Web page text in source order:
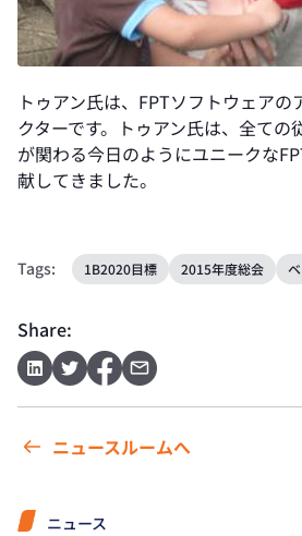
トゥアン氏は、FPTソフトウェアの
クターです。トゥアン氏は、全ての
が関わる今日のようにユニークな
献してきました。
Tags: 1B2020目標 2015年度総会
Share:
ニュースルームへ
ニュース